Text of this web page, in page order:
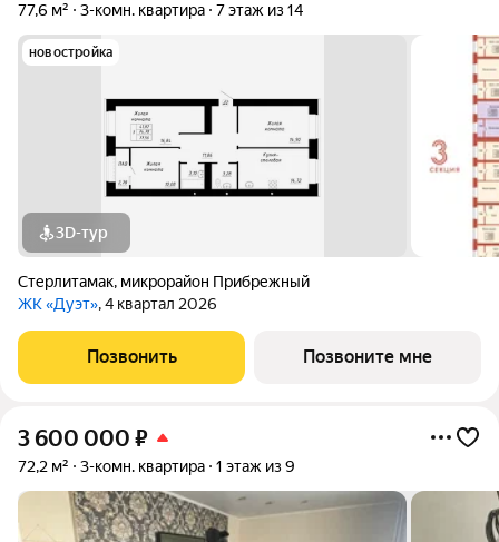
77,6 м²
3-комн. квартира 7 этаж из 14
новостройка
3D-тур
Стерлитамак, микрорайон Прибрежный
ЖК «Дуэт», 4 квартал 2026
Позвонить Позвоните мне
3 600 000 ₽
72,2 м² 3-комн. квартира 1 этаж из 9